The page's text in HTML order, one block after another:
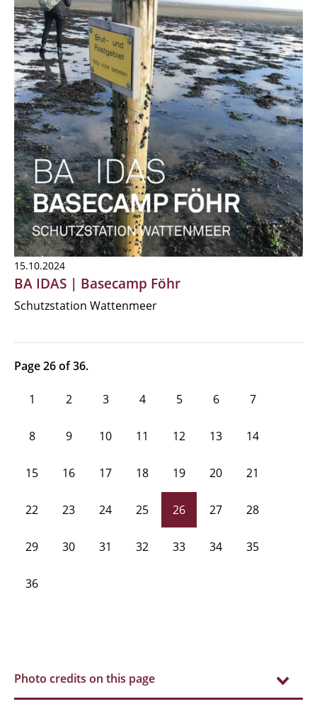
15.10.2024
BA IDAS | Basecamp Föhr
Schutzstation Wattenmeer
Page 26 of 36.
1 2 3 4 5 6 7
8 9 10 11 12 13 14
15 16 17 18 19 20 21
22 23 24 25 26 27 28
29 30 31 32 33 34 35
36
Photo credits on this page